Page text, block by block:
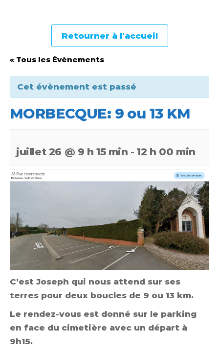
Retourner à l'accueil
« Tous les Évènements
Cet évènement est passé
MORBECQUE: 9 ou 13 KM
juillet 26 @ 9 h 15 min -12 h 00 min
C’est Joseph qui nous attend sur ses
terres pour deux boucles de 9 ou 13 km.
Le rendez-vous est donné sur le parking
en face du cimetière avec un départ à
9h15.